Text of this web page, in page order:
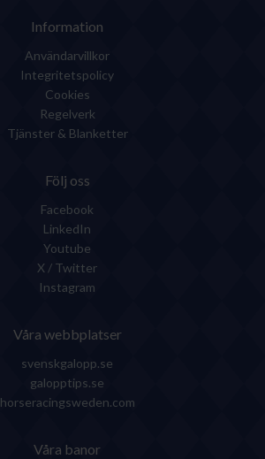
Information
Användarvillkor
Integritetspolicy
Cookies
Regelverk
Tjänster & Blanketter
Följ oss
Facebook
LinkedIn
Youtube
X / Twitter
Instagram
Våra webbplatser
svenskgalopp.se
galopptips.se
horseracingsweden.com
Våra banor